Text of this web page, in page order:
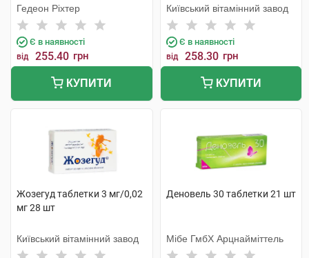
Гедеон Ріхтер
Є в наявності
від 255.40 грн
КУПИТИ
Київський вітамінний завод
Є в наявності
від 258.30 грн
КУПИТИ
Жозегуд таблетки 3 мг/0,02
мг 28 шт
Київський вітамінний завод
Деновель 30 таблетки 21 шт
Мібе ГмбХ Арцнайміттель